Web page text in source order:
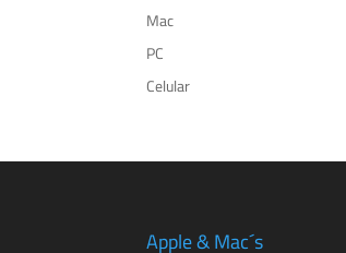
Mac
PC
Celular
Apple & Mac´s